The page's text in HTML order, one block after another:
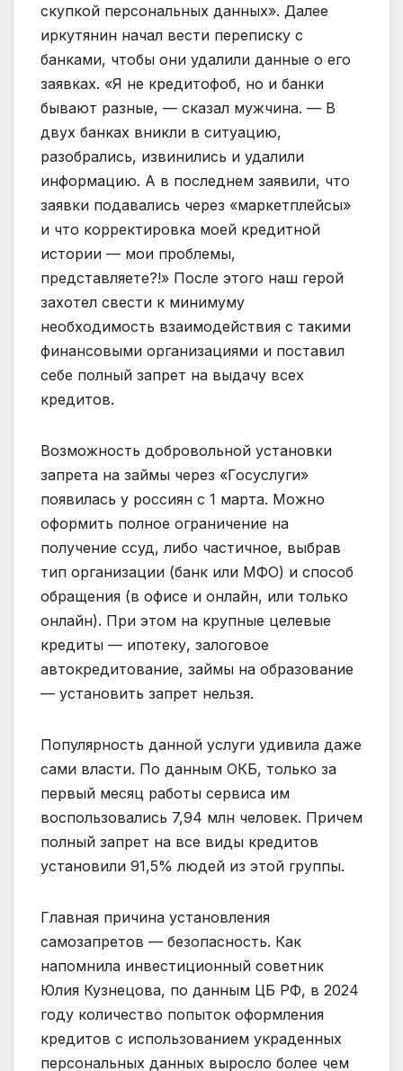
скупкой персональных данных». Далее
иркутянин начал вести переписку с
банками, чтобы они удалили данные о его
заявках. «Я не кредитофоб, но и банки
бывают разные, — сказал мужчина. — В
двух банках вникли в ситуацию,
разобрались, извинились и удалили
информацию. А в последнем заявили, что
заявки подавались через «маркетплейсы»
и что корректировка моей кредитной
истории — мои проблемы,
представляете?!» После этого наш герой
захотел свести к минимуму
необходимость взаимодействия с такими
финансовыми организациями и поставил
себе полный запрет на выдачу всех
кредитов.
Возможность добровольной установки
запрета на займы через «Госуслуги»
появилась у россиян с 1 марта. Можно
оформить полное ограничение на
получение ссуд, либо частичное, выбрав
тип организации (банк или МФО) и способ
обращения (в офисе и онлайн, или только
онлайн). При этом на крупные целевые
кредиты — ипотеку, залоговое
автокредитование, займы на образование
— установить запрет нельзя.
Популярность данной услуги удивила даже
сами власти. По данным ОКБ, только за
первый месяц работы сервиса им
воспользовались 7,94 млн человек. Причем
полный запрет на все виды кредитов
установили 91,5% людей из этой группы.
Главная причина установления
самозапретов — безопасность. Как
напомнила инвестиционный советник
Юлия Кузнецова, по данным ЦБ РФ, в 2024
году количество попыток оформления
кредитов с использованием украденных
персональных данных выросло более чем